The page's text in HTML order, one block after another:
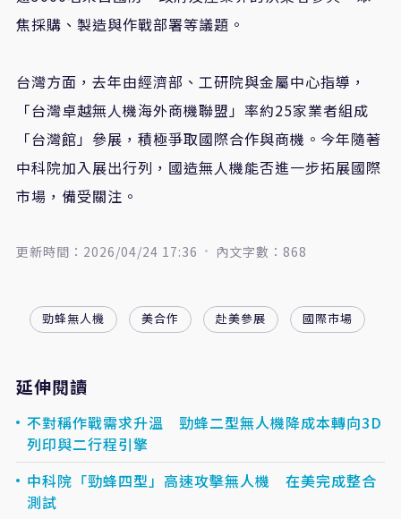
焦採購、製造與作戰部署等議題。
台灣方面，去年由經濟部、工研院與金屬中心指導，
「台灣卓越無人機海外商機聯盟」率約25家業者組成
「台灣館」參展，積極爭取國際合作與商機。今年隨著
中科院加入展出行列，國造無人機能否進一步拓展國際
市場，備受關注。
更新時間：2026/04/24 17:36 內文字數：868
勁蜂無人機 美合作 赴美參展 國際市場
延伸閱讀
不對稱作戰需求升溫 勁蜂二型無人機降成本轉向3D
列印與二行程引擎
中科院「勁蜂四型」高速攻擊無人機 在美完成整合
測試